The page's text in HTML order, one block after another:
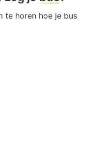
te horen hoe je bus